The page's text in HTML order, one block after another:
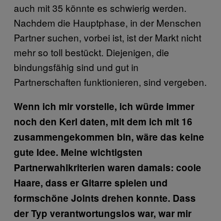
auch mit 35 könnte es schwierig werden.
Nachdem die Hauptphase, in der Menschen
Partner suchen, vorbei ist, ist der Markt nicht
mehr so toll bestückt. Diejenigen, die
bindungsfähig sind und gut in
Partnerschaften funktionieren, sind vergeben.
Wenn ich mir vorstelle, ich würde immer
noch den Kerl daten, mit dem ich mit 16
zusammengekommen bin, wäre das keine
gute Idee. Meine wichtigsten
Partnerwahlkriterien waren damals: coole
Haare, dass er Gitarre spielen und
formschöne Joints drehen konnte. Dass
der Typ verantwortungslos war, war mir